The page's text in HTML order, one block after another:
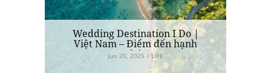
Wedding Destination I Do |
Việt Nam – Điểm đến hạnh
phúc
Jun 20, 2025 / LIFE